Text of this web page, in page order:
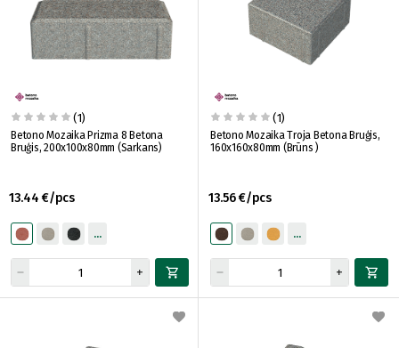
(1)
Betono Mozaika Prizma 8 Betona
Bruģis, 200x100x80mm (Sarkans)
13.44 €/pcs
(1)
Betono Mozaika Troja Betona Bruģis,
160x160x80mm (Brūns )
13.56 €/pcs